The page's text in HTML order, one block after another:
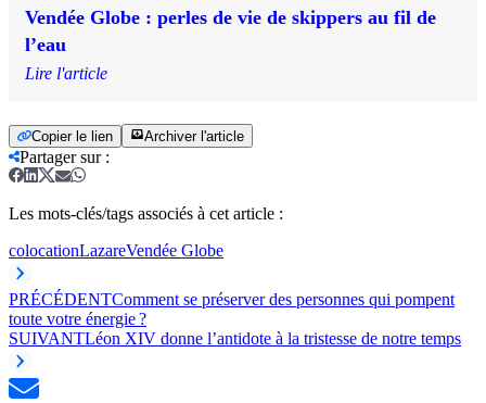
Vendée Globe : perles de vie de skippers au fil de
l’eau
Lire l'article
Copier le lien Archiver l'article
Partager sur:
Les mots-clés/tags associés à cet article :
colocationLazareVendée Globe
PRÉCÉDENTComment se préserver des personnes qui pompent
toute votre énergie ?
SUIVANTLéon XIV donne l’antidote à la tristesse de notre temps